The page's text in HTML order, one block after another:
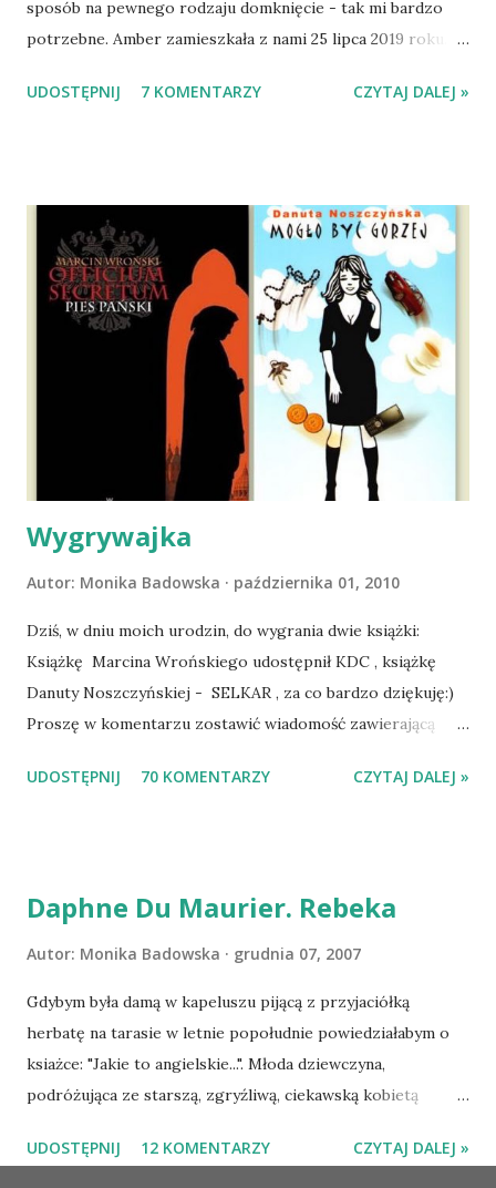
sposób na pewnego rodzaju domknięcie - tak mi bardzo
potrzebne. Amber zamieszkała z nami 25 lipca 2019 roku.
Mazowieckim, pojechaliśmy na wizytę zapoznawczą, a kilka
wspólnego życia przeczytacie TUTAJ i TUTAJ . Gdy już
nieco okrzepliśmy w codzienności z psem, a Amber - z
ludźmi i kotami, pojawił się pomysł na wspólny jesienny
wyjazd w Beskid Niski. Zanim to jednak się stało psica miała
atak padaczki, co spowodowało, że wyjazd odwołaliśmy,
wdrożyliśmy leczenie i od nowa zaczęliśmy oswajać z nami i
wspólnym życiem zdezorientowanego chorobą psa. Udało
się ustabilizować zawirowania zdrowotne i wówczas
zaczęliśmy się cieszyć sobą wzajemnie już na 100%.
Dopier...
UDOSTĘPNIJ 7 KOMENTARZY CZYTAJ DALEJ »
Wygrywajka
Autor: Monika Badowska października 01, 2010
Dziś, w dniu moich urodzin, do wygrania dwie książki:
Książkę Marcina Wrońskiego udostępnił KDC , książkę
Danuty Noszczyńskiej - SELKAR , za co bardzo dziękuję:)
Proszę w komentarzu zostawić wiadomość zawierającą
Losowanie odbędzie się w niedzielę o 8:00. Zapraszam
UDOSTĘPNIJ 70 KOMENTARZY CZYTAJ DALEJ »
Daphne Du Maurier. Rebeka
Autor: Monika Badowska grudnia 07, 2007
Gdybym była damą w kapeluszu pijącą z przyjaciółką
herbatę na tarasie w letnie popołudnie powiedziałabym o
ksiażce: "Jakie to angielskie...". Młoda dziewczyna,
podróżująca ze starszą, zgryźliwą, ciekawską kobietą
de Wintera, właściciela uroczej posiadłości Manderley,
UDOSTĘPNIJ 12 KOMENTARZY CZYTAJ DALEJ »